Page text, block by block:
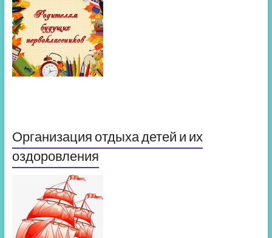
Организация отдыха детей и их
оздоровления